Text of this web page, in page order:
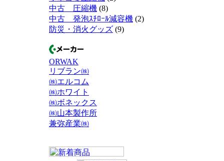
中古 圧縮機 (8)
中古 発泡ｽﾁﾛｰﾙ減容機 (2)
防災・消火グッズ (9)
ORWAK
リブラン㈱
㈱エルコム
㈱ホワイト
㈱ボネックス
㈱山本製作所
兼弥産業㈱